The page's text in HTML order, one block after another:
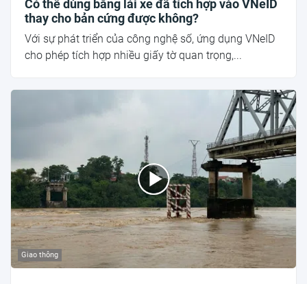
Có thể dùng bằng lái xe đã tích hợp vào VNeID
thay cho bản cứng được không?
Với sự phát triển của công nghệ số, ứng dụng VNeID
cho phép tích hợp nhiều giấy tờ quan trọng,...
Giao thông